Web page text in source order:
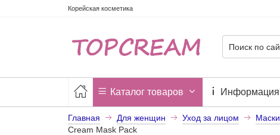
Корейская косметика
Каталог товаров Информация
Главная Для женщин Уход за лицом Маски
Cream Mask Pack